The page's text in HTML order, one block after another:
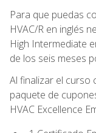
Para que puedas
HVAC/R en inglés
High Intermediate
de los seis meses
Al finalizar el curso
paquete de
HVAC Excellence